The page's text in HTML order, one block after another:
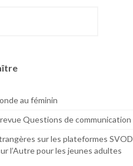
au féminin
revue Questions de communication
sur les plateformes SVOD
l’Autre pour les jeunes adultes